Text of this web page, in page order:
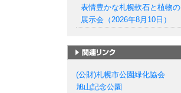
表情豊かな札幌軟石と植物の
展示会（2026年8月10日）
(公財)札幌市公園緑化協会
旭山記念公園